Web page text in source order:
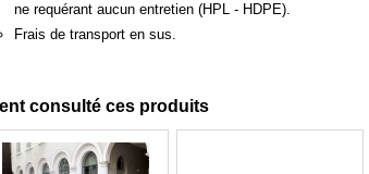
ne requérant aucun entretien (HPL - HDPE).
Frais de transport en sus.
consulté ces produits